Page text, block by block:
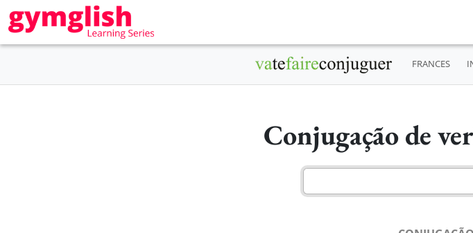
FRANCES
Conjugação de